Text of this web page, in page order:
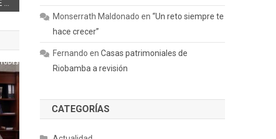
Monserrath Maldonado en“Un reto siempre te
hace crecer”
Fernando enCasas patrimoniales de
Riobamba a revisión
CATEGORÍAS